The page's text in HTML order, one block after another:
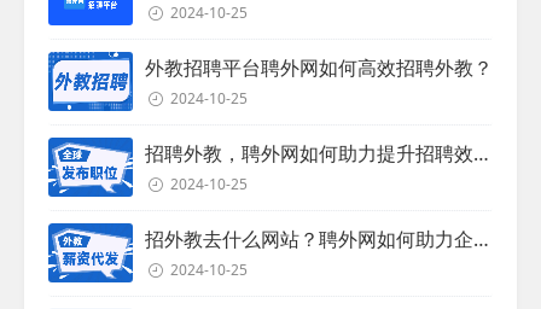
2024-10-25
外教招聘平台聘外网如何高效招聘外教？
2024-10-25
招聘外教，聘外网如何助力提升招聘效率？
2024-10-25
招外教去什么网站？聘外网如何助力企业外教招聘
2024-10-25